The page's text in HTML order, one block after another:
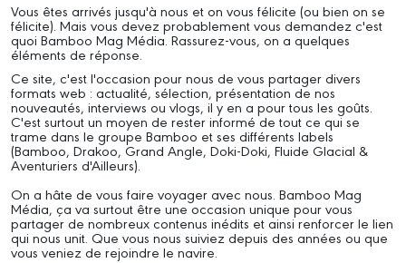
Vous êtes arrivés jusqu'à nous et on vous félicite (ou bien on se
félicite). Mais vous devez probablement vous demandez c'est
quoi Bamboo Mag Média. Rassurez-vous, on a quelques
éléments de réponse.
Ce site, c'est l'occasion pour nous de vous partager divers
formats web : actualité, sélection, présentation de nos
nouveautés, interviews ou vlogs, il y en a pour tous les goûts.
C'est surtout un moyen de rester informé de tout ce qui se
trame dans le groupe Bamboo et ses différents labels
(Bamboo, Drakoo, Grand Angle, Doki-Doki, Fluide Glacial &
Aventuriers d'Ailleurs).
On a hâte de vous faire voyager avec nous. Bamboo Mag
Média, ça va surtout être une occasion unique pour vous
partager de nombreux contenus inédits et ainsi renforcer le lien
qui nous unit. Que vous nous suiviez depuis des années ou que
vous veniez de rejoindre le navire.